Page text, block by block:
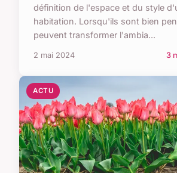
définition de l'espace et du style
habitation. Lorsqu'ils sont bien
peuvent transformer l'ambia...
2 mai 2024 3
ACTU